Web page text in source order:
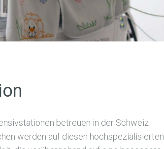
betreuen in der Schweiz
werden auf diesen hochspezialisierten